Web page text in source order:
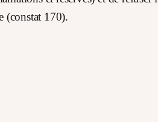
(constat 170).